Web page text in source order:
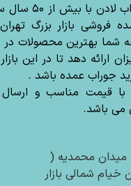
فروشگاه
فروشی بازار بزرگ
شما بهترین محصولات
ارائه دهد تا در این
جوراب عمده باشد .
با قیمت مناسب و
می باشد.
میدان محمدیه (
خیام شمالی بازار